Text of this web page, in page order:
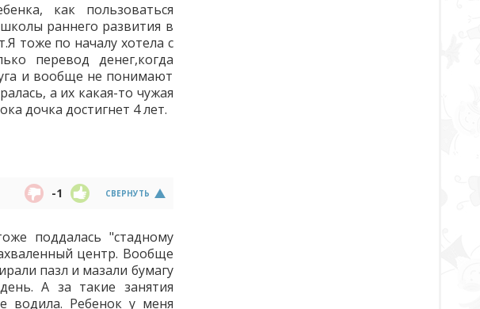
как пользоваться
раннего развития в
тоже по началу хотела с
перевод денег,когда
и вообще не понимают
а их какая-то чужая
дочка достигнет 4 лет.
СВЕРНУТЬ
-1
поддалась "стадному
центр. Вообще
пазл и мазали бумагу
А за такие занятия
водила. Ребенок у меня